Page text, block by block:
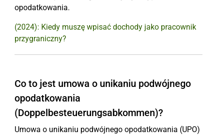
opodatkowania.
(2024): Kiedy muszę wpisać dochody jako pracownik
przygraniczny?
Co to jest umowa o unikaniu podwójnego
opodatkowania
(Doppelbesteuerungsabkommen)?
Umowa o unikaniu podwójnego opodatkowania (UPO)